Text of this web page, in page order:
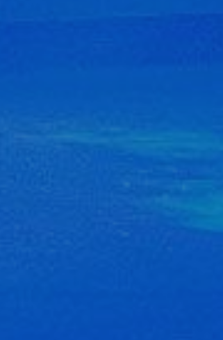
Estas cookies son utilizadas
en el sitio web y mostrar